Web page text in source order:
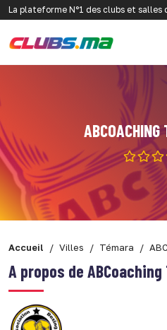
La plateforme N°1 des clubs et salles
Accueil Villes Témara
A propos de ABCoaching